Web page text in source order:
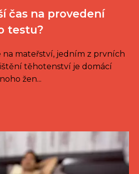
čas na provedení
testu?
na mateřství, jedním z prvních
těhotenství je domácí
žen...